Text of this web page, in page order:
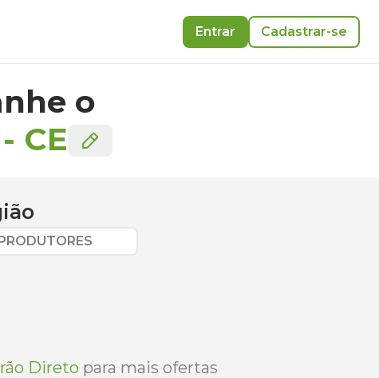
Entrar Cadastrar-se
o
- CE
Direto para mais ofertas